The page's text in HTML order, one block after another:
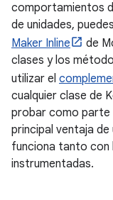
comportamientos
de unidades,
Maker Inline
de
clases y los
utilizar el
cualquier clase de
probar como parte
principal ventaja
funciona tanto con
instrumentadas.